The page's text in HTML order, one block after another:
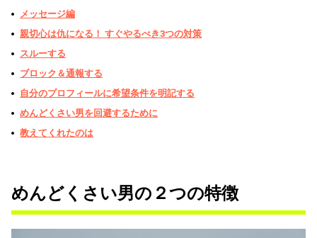
メッセージ編
親切心は仇になる！ すぐやるべき3つの対策
スルーする
​​ブロック＆通報する
自分のプロフィールに希望条件を明記する
めんどくさい男を回避するために
教えてくれたのは
めんどくさい男の２つの特徴